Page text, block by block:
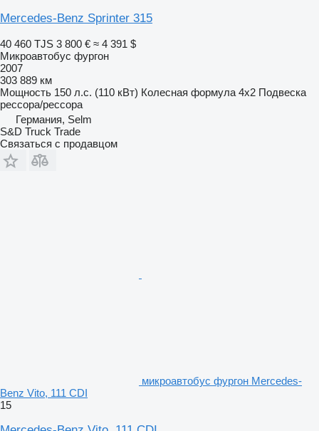
Mercedes-Benz Sprinter 315
40 460 TJS 3 800 € ≈ 4 391 $
Микроавтобус фургон
2007
303 889 км
Мощность 150 л.с. (110 кВт) Колесная формула 4x2 Подвеска
рессора/рессора
Германия, Selm
S&D Truck Trade
Связаться с продавцом
микроавтобус фургон Mercedes-
Benz Vito, 111 CDI
15